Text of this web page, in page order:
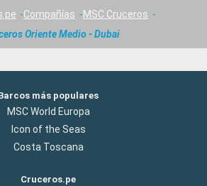
Compañías
MSC Cruceros
Oriente Medio - Dubai
más populares
MSC World Europa
Icon of the Seas
Costa Toscana
Cruceros.pe